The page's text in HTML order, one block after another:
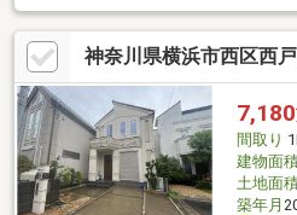
保・作業に集中しやすい壁付けタイ
に収納スペースを確保・2階・3階に
境・スーパー「まいばすけっと藤棚
市立一本松小学校 徒歩6分(約460m)
(約80m)■ ご希望の住まい探しをお手
━━━━━・・・物件の詳細・ご相談
ださい。
神奈川県横浜市西区西
7,180
間取り
建物面
土地面
築年月